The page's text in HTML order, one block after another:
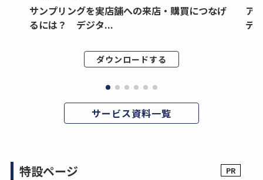
サンプリングを実店舗への来店・購買につなげ
るには？ デジタ...
ダウンロードする
ア
デ
サービス資料一覧
特設ページ